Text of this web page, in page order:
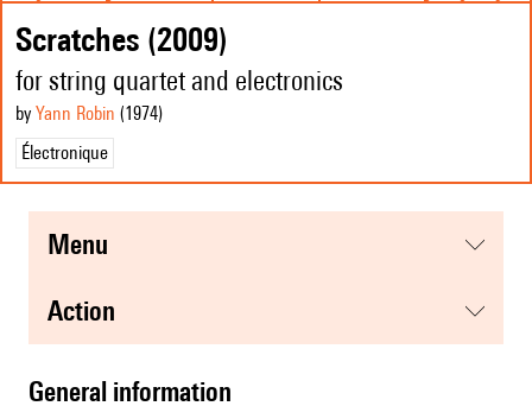
Scratches (2009)
for string quartet and electronics
by Yann Robin (1974)
Électronique
menu
action
general information